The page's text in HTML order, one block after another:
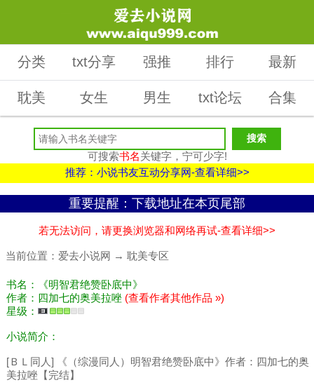
分类 txt分享 强推 排行 最新
耽美 女生 男生 txt论坛 合集
可搜索书名关键字，宁可少字!
推荐：小说书友互动分享网-查看详细>>
重要提醒：下载地址在本页尾部
若无法访问，请更换浏览器和网络再试-查看详细>>
当前位置： 爱去小说网 → 耽美专区
书名：《明智君绝赞卧底中》
作者：四加七的奥美拉唑 (查看作者其他作品 »)
星级：
小说简介：
[ＢＬ同人] 《（综漫同人）明智君绝赞卧底中》作者：四加七的奥
美拉唑【完结】